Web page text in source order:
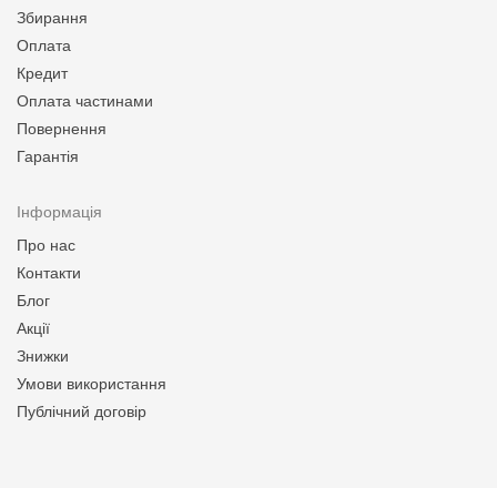
Збирання
Оплата
Кредит
Оплата частинами
Повернення
Гарантія
Інформація
Про нас
Контакти
Блог
Акції
Знижки
Умови використання
Публічний договір